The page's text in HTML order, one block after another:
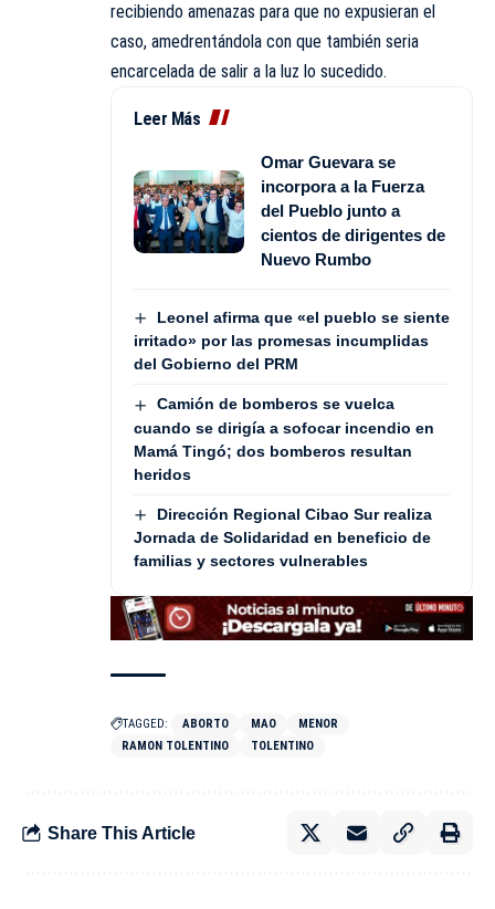
recibiendo amenazas para que no expusieran el
caso, amedrentándola con que también seria
encarcelada de salir a la luz lo sucedido.
Leer Más
Omar Guevara se
incorpora a la Fuerza
del Pueblo junto a
cientos de dirigentes de
Nuevo Rumbo
Leonel afirma que «el pueblo se siente
irritado» por las promesas incumplidas
del Gobierno del PRM
Camión de bomberos se vuelca
cuando se dirigía a sofocar incendio en
Mamá Tingó; dos bomberos resultan
heridos
Dirección Regional Cibao Sur realiza
Jornada de Solidaridad en beneficio de
familias y sectores vulnerables
TAGGED: ABORTO MAO
MENOR
RAMON TOLENTINO
TOLENTINO
Share This Article